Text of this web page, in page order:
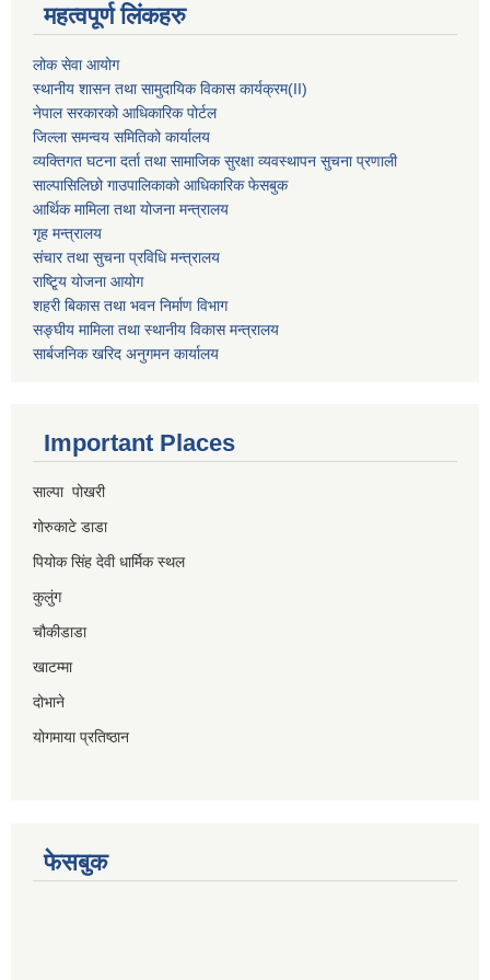
महत्वपूर्ण लिंकहरु
लोक सेवा आयोग
स्थानीय शासन तथा सामुदायिक विकास कार्यक्रम(II)
नेपाल सरकारको आधिकारिक पोर्टल
जिल्ला समन्वय समितिको कार्यालय
व्यक्तिगत घटना दर्ता तथा सामाजिक सुरक्षा व्यवस्थापन सुचना प्रणाली
साल्पासिलिछो गाउपालिकाको आधिकारिक फेसबुक
आर्थिक मामिला तथा योजना मन्त्रालय
गृह मन्त्रालय
संचार तथा सुचना प्रविधि मन्त्रालय
राष्टि्ृय योजना आयोग
शहरी बिकास तथा भवन निर्माण विभाग
सङ्घीय मामिला तथा स्थानीय विकास मन्त्रालय
सार्बजनिक खरिद अनुगमन कार्यालय
Important Places
साल्पा पोखरी
गोरुकाटे डाडा
पियोक सिंह देवी धार्मिक स्थल
कुलुंग
चौकीडाडा
खाटम्मा
दोभाने
योगमाया प्रतिष्ठान
फेसबुक